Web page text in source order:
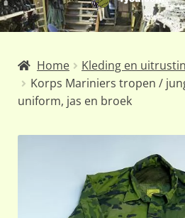
Nieuws
Mijn
naar
navigatie
de
inhoud
Home Kleding en
Korps Mariniers tropen /
uniform, jas en broek